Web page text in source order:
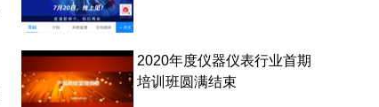
2020年度仪器仪表行业首期
培训班圆满结束